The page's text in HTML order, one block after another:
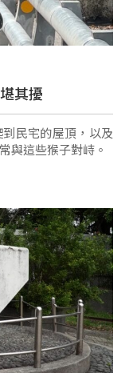
其擾
民宅的屋頂，以及
與這些猴子對峙。